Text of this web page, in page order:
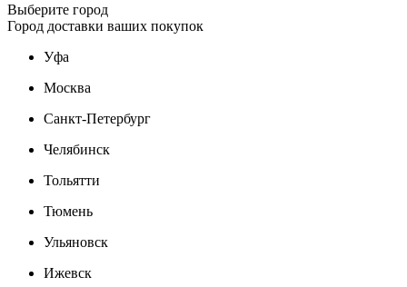
Выберите город
Город доставки ваших покупок
Уфа
Москва
Санкт-Петербург
Челябинск
Тольятти
Тюмень
Ульяновск
Ижевск